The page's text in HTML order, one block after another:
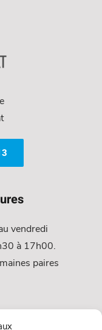
vendredi
à 17h00.
paires